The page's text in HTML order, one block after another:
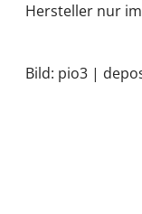
Hersteller nur
Bild: pio3 |